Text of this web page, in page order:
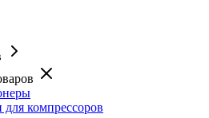
для компрессоров